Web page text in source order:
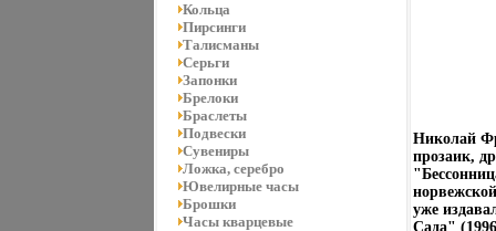
Кольца
Пирсинги
Талисманы
Серьги
Запонки
Брелоки
Браслеты
Подвески
Сувениры
Ложка, серебро
Ювелирные часы
Брошки
Часы кварцевые
Николай
прозаик,
уже
Сада"